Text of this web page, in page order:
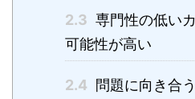
2.3 専門性の低い
可能性が高い
2.4
問題に向き合